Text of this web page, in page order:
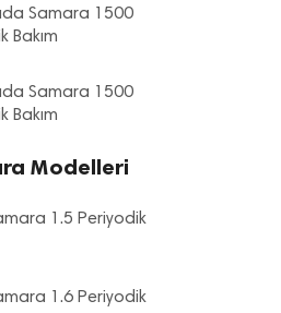
Samara 1500
Bakım
Samara 1500
Bakım
Modelleri
1.5 Periyodik
1.6 Periyodik